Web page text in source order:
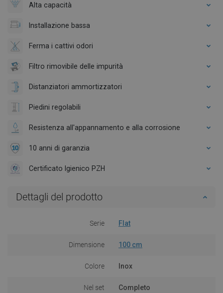
Alta capacità
Installazione bassa
Ferma i cattivi odori
Filtro rimovibile delle impurità
Distanziatori ammortizzatori
Piedini regolabili
Resistenza all'appannamento e alla corrosione
10 anni di garanzia
Certificato Igienico PZH
Dettagli del prodotto
Serie Flat
Dimensione 100 cm
Colore Inox
Nel set Completo